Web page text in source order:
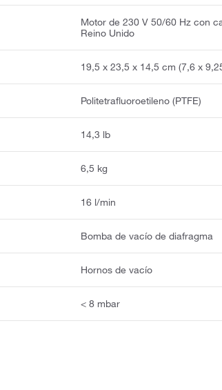
Motor de 230 V 50/60 Hz con
Reino Unido
19,5 x 23,5 x 14,5 cm (7,6 x
Politetrafluoroetileno (PTFE)
14,3 lb
6,5 kg
16 l/min
Bomba de vacío de diafragma
Hornos de vacío
< 8 mbar